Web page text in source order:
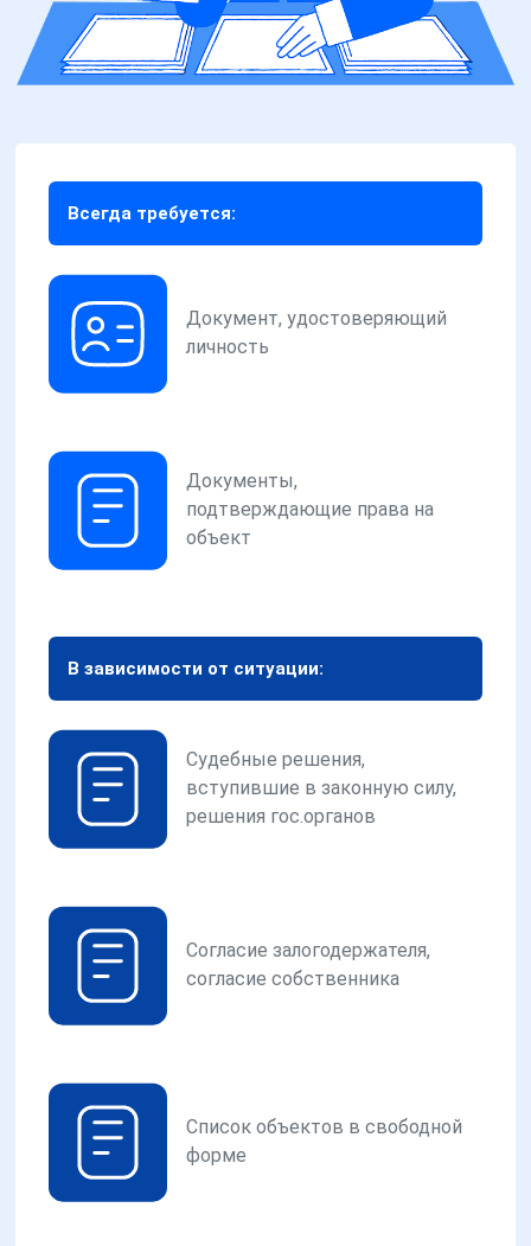
Всегда требуется:
Документ, удостоверяющий
личность
Документы,
подтверждающие права на
объект
В зависимости от ситуации:
Судебные решения,
вступившие в законную силу,
решения гос.органов
Согласие залогодержателя,
согласие собственника
Список объектов в свободной
форме